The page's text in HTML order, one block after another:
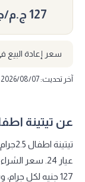
127 ج.م/جرام
سعر إعادة البيع
عن تيتينة اطفال
127 جنيه لكل جرام، وسعر إعادة البيع (مختومة) 17,329 جنيه.